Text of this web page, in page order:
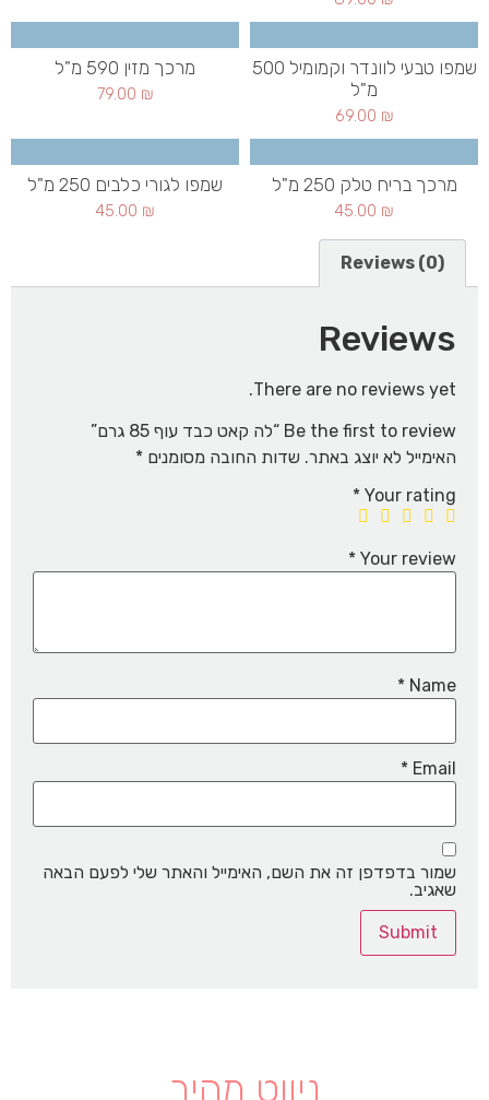
שמפו טבעי לוונדר וקמומיל 500
מ"ל
69.00 ₪
מרכך מזין 590 מ"ל
79.00 ₪
מרכך בריח טלק 250 מ"ל
45.00 ₪
שמפו לגורי כלבים 250 מ"ל
45.00 ₪
Reviews (0)
Reviews
There are no reviews yet.
Be the first to review “לה קאט כבד עוף 85 גרם”
האימייל לא יוצג באתר. שדות החובה מסומנים *
Your rating
*
Your review
*
Name
*
Email
*
שמור בדפדפן זה את השם, האימייל והאתר שלי לפעם הבאה
שאגיב.
ניווט מהיר